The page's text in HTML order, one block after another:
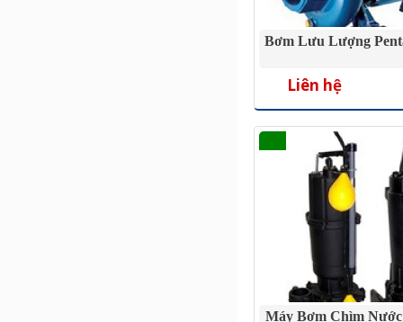
Bơm Lưu Lượng
Liên hệ
Máy Bơm Chìm